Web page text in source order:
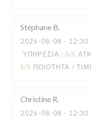
Stéphane B
2026-08-08 -
ΥΠΗΡΕΣΊΑ : 5/5
5/5 ΠΟΙΌΤΗΤΑ /
Christine R
2026-08-08 -